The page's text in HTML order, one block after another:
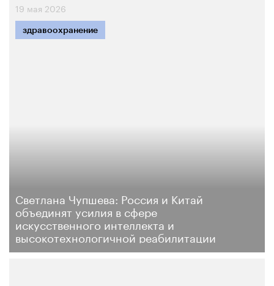
19 мая 2026
Светлана Чупшева: Россия и Китай
объединят усилия в сфере
искусственного интеллекта и
высокотехнологичной реабилитации
здравоохранение